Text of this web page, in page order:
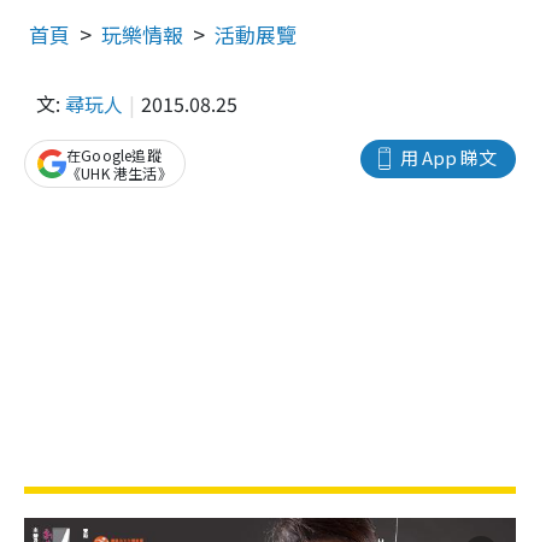
首頁 玩樂情報 活動展覽
文: 尋玩人 2015.08.25
用 App 睇文
在Google追蹤
《UHK 港生活》